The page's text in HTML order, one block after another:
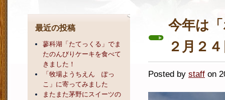
今年は
２月２
Posted by staff on
最近の投稿
蓼科湖「たてっくる」でま
たのんびりケーキを食べて
きました！
「牧場ようちえん ぽっ
こ」に寄ってみました
またまた茅野にスイーツの